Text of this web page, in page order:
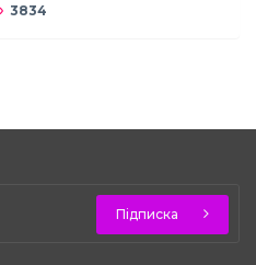
3834
Підписка